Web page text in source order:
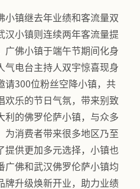
小镇继去年业绩和客流量双
汉小镇则连续两年客流量提
广佛小镇于端午节期间化身
气电台主持人双宇惊喜现身
请300位粉丝空降小镇，共
欢乐的节日气氛，带来别致
利的佛罗伦萨小镇，与众多
为消费者带来很多地区乃至
提供更加多元选择，小镇也
广佛和武汉佛罗伦萨小镇均
牌升级焕新开业，助力业绩